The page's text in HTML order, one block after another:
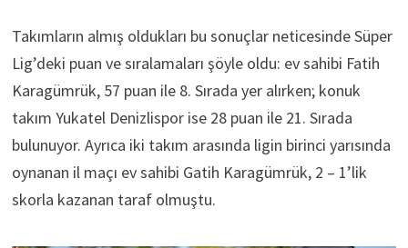
Takımların almış oldukları bu sonuçlar neticesinde Süper
Lig’deki puan ve sıralamaları şöyle oldu: ev sahibi Fatih
Karagümrük, 57 puan ile 8. Sırada yer alırken; konuk
takım Yukatel Denizlispor ise 28 puan ile 21. Sırada
bulunuyor. Ayrıca iki takım arasında ligin birinci yarısında
oynanan il maçı ev sahibi Gatih Karagümrük, 2 – 1’lik
skorla kazanan taraf olmuştu.